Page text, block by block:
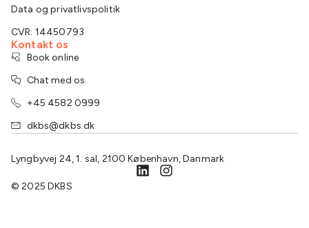
Data og privatlivspolitik
CVR: 14450793
Kontakt os
Book online
Chat med os
+45 4582 0999
dkbs@dkbs.dk
Lyngbyvej 24, 1. sal, 2100 København, Danmark
© 2025 DKBS